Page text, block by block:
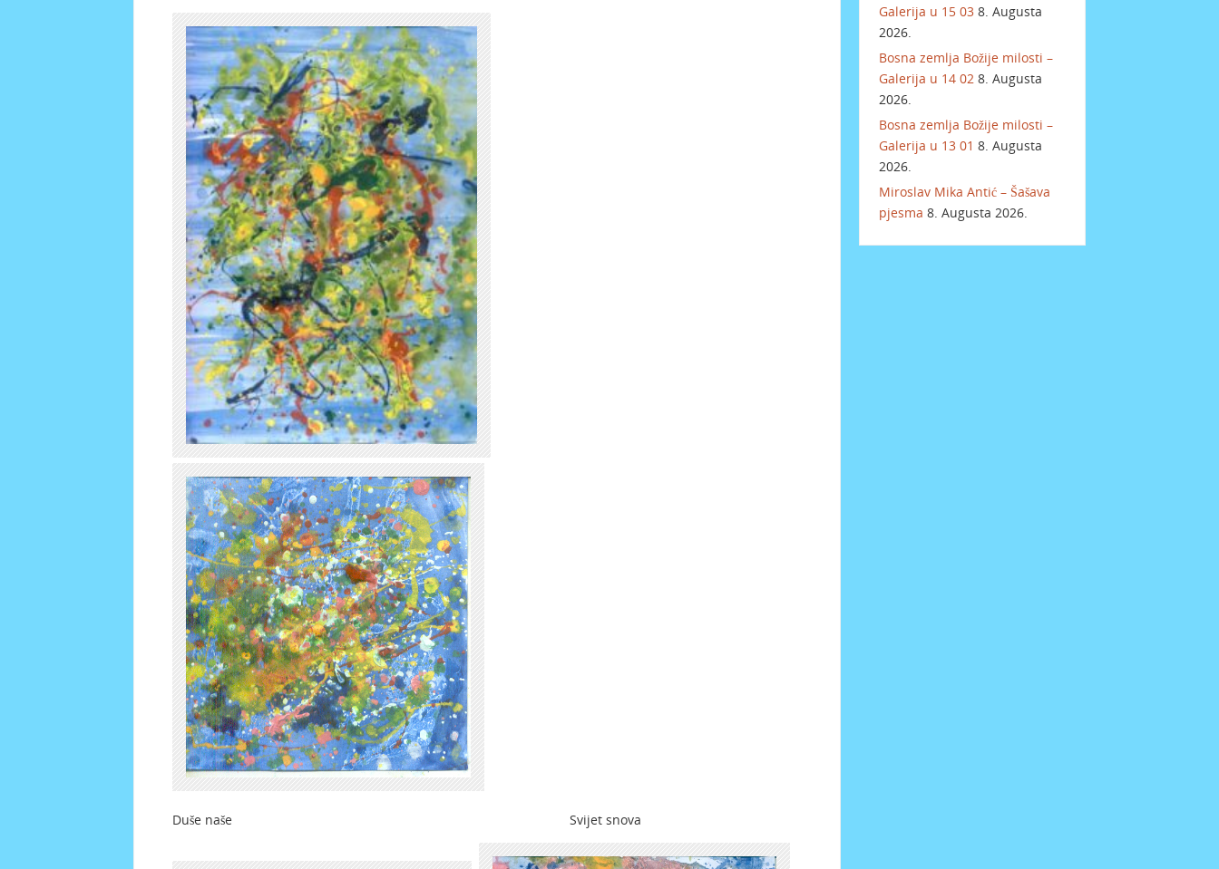
Duše naše Svijet snova
Galerija u 15 03 8. Augusta
2026.
Bosna zemlja Božije milosti –
Galerija u 14 02 8. Augusta
2026.
Bosna zemlja Božije milosti –
Galerija u 13 01 8. Augusta
2026.
Miroslav Mika Antić – Šašava
pjesma 8. Augusta 2026.